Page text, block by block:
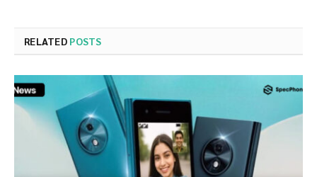
RELATED POSTS